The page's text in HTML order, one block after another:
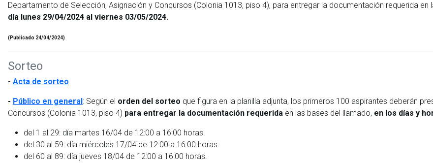
Departamento de Selección, Asignación y Concursos (Colonia 1013, piso 4), para entregar la documentación requerida en
día lunes 29/04/2024 al viernes 03/05/2024.
(Publicado 24/04/2024)
Sorteo
- Acta de sorteo
- Público en general: Según el orden del sorteo que figura en la planilla adjunta, los primeros 100 aspirantes deberán
Concursos (Colonia 1013, piso 4) para entregar la documentación requerida en las bases del llamado, en los días y
del 1 al 29: día martes 16/04 de 12:00 a 16:00 horas.
del 30 al 59: día miércoles 17/04 de 12:00 a 16:00 horas.
del 60 al 89: día jueves 18/04 de 12:00 a 16:00 horas.